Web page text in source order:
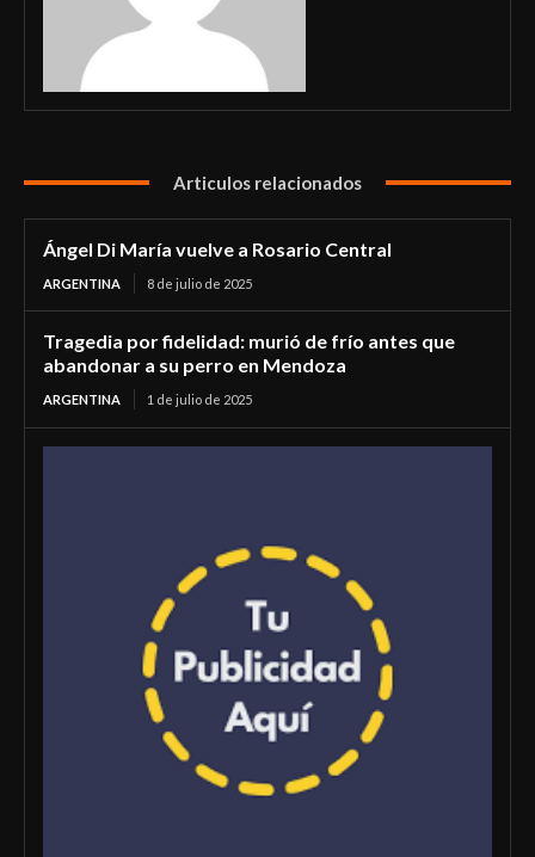
Articulos relacionados
Ángel Di María vuelve a Rosario Central
ARGENTINA 8 de julio de 2025
Tragedia por fidelidad: murió de frío antes que
abandonar a su perro en Mendoza
ARGENTINA 1 de julio de 2025